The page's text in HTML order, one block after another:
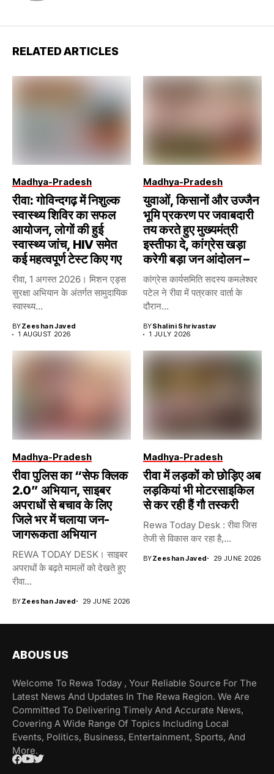
RELATED ARTICLES
Madhya-Pradesh
रीवा: गोविन्दगढ़ में निशुल्क
स्वास्थ्य शिविर का सफल
आयोजन, लोगों की हुई
स्वास्थ्य जांच, HIV समेत
कई महत्वपूर्ण टेस्ट किए गए
रीवा, 1 अगस्त 2026। मिशन एड्स
सुरक्षा अभियान के अंतर्गत सामुदायिक
स्वास्थ्य...
BYZeeshan Javed
1 AUGUST 2026
Madhya-Pradesh
युवाओं, किसानों और उज्जैन
भूमि प्रकरण पर जवाबदारी
तय करते हुए मुख्यमंत्री
इस्तीफा दे, कांग्रेस खड़ा
करेगी बड़ा जन आंदोलन –
कांग्रेस कार्यसमिति सदस्य कमलेश्वर
पटेल ने रीवा में पत्रकार वार्ता के
दौरान...
BYShalini Shrivastav
1 JULY 2026
Madhya-Pradesh
रीवा पुलिस का “सेफ क्लिक
2.0” अभियान, साइबर
अपराधों से बचाव के लिए
जिले भर में चलाया जन-
जागरूकता अभियान
REWA TODAY DESK। साइबर
अपराधों के बढ़ते मामलों को देखते हुए
रीवा...
BYZeeshan Javed 29 JUNE 2026
Madhya-Pradesh
रीवा में लड़कों को छोड़िए अब
लड़कियां भी मोटरसाइकिल
से कर रही हैं गौ तस्करी
Rewa Today Desk : रीवा जिस
तेजी से विकास कर रहा है,...
BYZeeshan Javed 29 JUNE 2026
ABOUS US
Welcome To Rewa Today , Your Reliable Source For The
Latest News And Updates In The Rewa Region. We Are
Committed To Delivering Timely And Accurate News,
Covering A Wide Range Of Topics Including Local
Events, Politics, Business, Entertainment, Sports, And
More.